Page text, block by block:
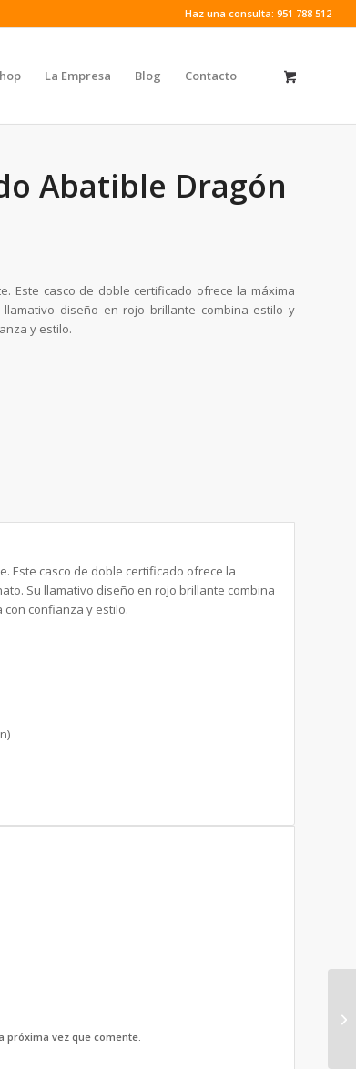
Haz una consulta: 951 788 512
La Empresa Blog Contacto
Abatible Dragón
Este casco de doble certificado ofrece la máxima
diseño en rojo brillante combina estilo y
y estilo.
Este casco de doble certificado ofrece la
Su llamativo diseño en rojo brillante combina
con confianza y estilo.
próxima vez que comente.